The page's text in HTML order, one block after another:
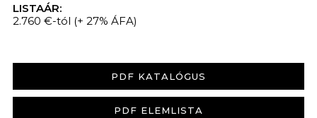
LISTAÁR:
2.760 €-tól (+ 27% ÁFA)
PDF KATALÓGUS
PDF ELEMLISTA